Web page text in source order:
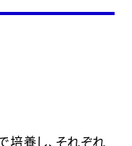
養し、それぞれ